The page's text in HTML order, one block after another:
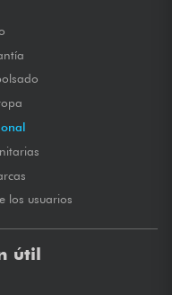
los usuarios
útil